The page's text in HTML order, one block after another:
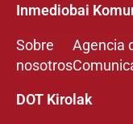
Inmediobai
Sobre
nosotros
Agencia
DOT Kirolak